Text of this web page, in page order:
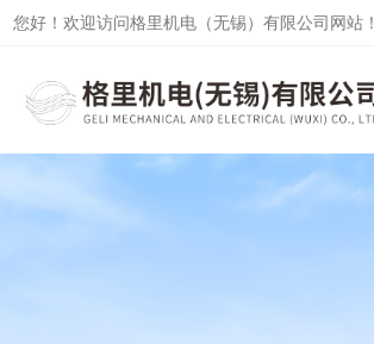
您好！欢迎访问格里机电（无锡）有限公司网站！